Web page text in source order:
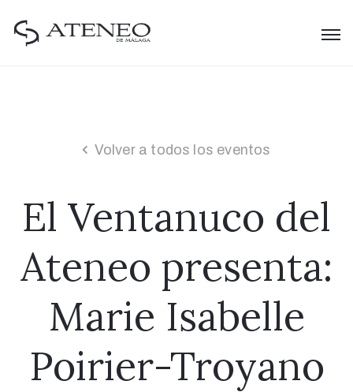
Volver a todos los eventos
El Ventanuco del
Ateneo presenta:
Marie Isabelle
Poirier-Troyano